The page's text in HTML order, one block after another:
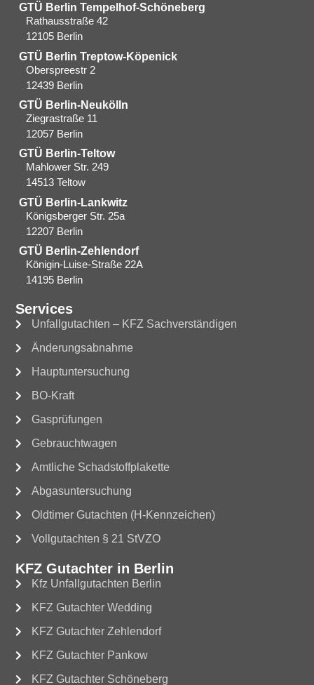
GTÜ Berlin Tempelhof-Schöneberg
Rathausstraße 42
12105 Berlin
GTÜ Berlin Treptow-Köpenick
Oberspreestr 2
12439 Berlin​
GTÜ Berlin-Neukölln
Ziegrastraße 11
12057 Berlin
GTÜ Berlin-Teltow
Mahlower Str. 249
14513 Teltow
GTÜ Berlin-Lankwitz
Königsberger Str. 25a
12207 Berlin
GTÜ Berlin-Zehlendorf
Königin-Luise-Straße 22A
14195 Berlin
Services
Unfallgutachten – KFZ Sachverständigen
Änderungsabnahme
Hauptuntersuchung
BO-Kraft
Gasprüfungen
Gebrauchtwagen
Amtliche Schadstoffplakette
Abgasuntersuchung
Oldtimer Gutachten (H-Kennzeichen)
Vollgutachten § 21 StVZO
KFZ Gutachter in Berlin
Kfz Unfallgutachten Berlin
KFZ Gutachter Wedding
KFZ Gutachter Zehlendorf
KFZ Gutachter Pankow
KFZ Gutachter Schöneberg